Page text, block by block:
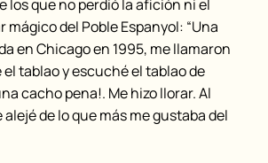
los que no perdió la afición ni el
mágico del Poble Espanyol: “Una
en Chicago en 1995, me llamaron
tablao y escuché el tablao de
cacho pena!. Me hizo llorar. Al
alejé de lo que más me gustaba del